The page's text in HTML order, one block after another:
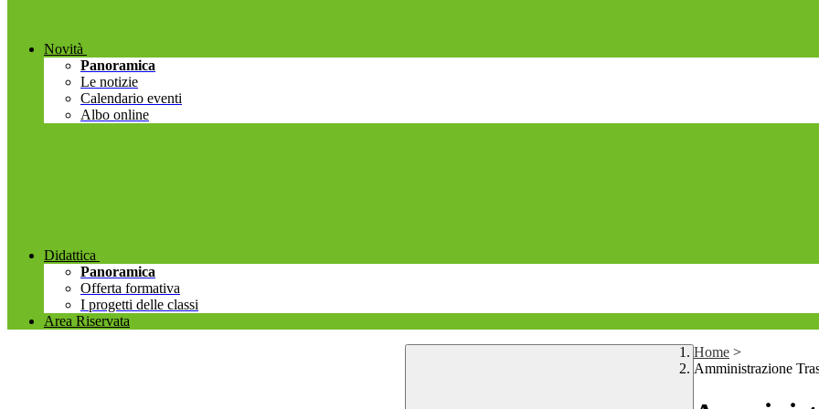
Novità
Panoramica
Le notizie
Calendario eventi
Albo online
Didattica
Panoramica
Offerta formativa
I progetti delle classi
Area Riservata
Home >
Amministrazione